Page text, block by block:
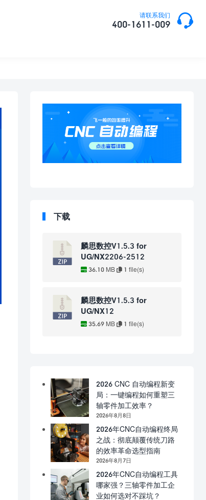
请联系我们
400-1611-009 
下载
麟思数控V1.5.3 for
UG/NX2206-2512
36.10 MB 1 file(s)
麟思数控V1.5.3 for
UG/NX12
35.69 MB 1 file(s)
2026 CNC 自动编程新变
局：一键编程如何重塑三
轴零件加工效率？
2026年8月8日
2026年CNC自动编程终局
之战：彻底颠覆传统刀路
的效率革命选型指南
2026年8月7日
2026年CNC自动编程工具
哪家强？三轴零件加工企
业如何选对不踩坑？